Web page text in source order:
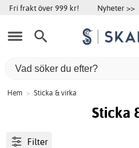
Fri frakt över 999 kr! Nyheter >>
Hem > Sticka & virka
Sticka
Filter